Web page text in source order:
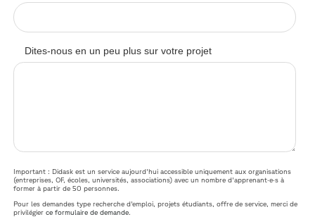
Dites-nous en un peu plus sur votre projet
Important : Didask est un service aujourd'hui accessible uniquement aux organisations
(entreprises, OF, écoles, universités, associations) avec un nombre d'apprenant·e·s à
former à partir de 50 personnes.
Pour les demandes type recherche d'emploi, projets étudiants, offre de service, merci de
privilégierce formulaire de demande.